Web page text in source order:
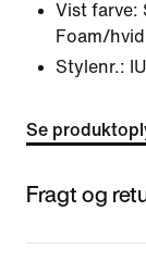
Vist farve:
Foam/hvid
Stylenr.:
Se
Fragt og